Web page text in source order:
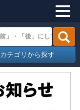
カテゴリから探す